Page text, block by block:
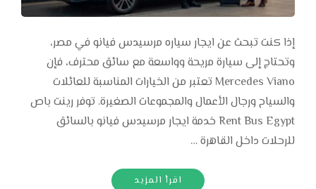
إذا كنت تبحث عن ايجار سياره مرسيدس فيانو في مصر،
وتحتاج إلى سيارة مريحة وواسعة مع سائق محترف، فإن
Mercedes Viano تعتبر من الخيارات المناسبة للعائلات
والسياح ورجال الأعمال والمجموعات الصغيرة. توفر رينت باص
Rent Bus Egypt خدمة ايجار مرسيدس فيانو بالسائق
للرحلات داخل القاهرة …
اقرأ المزيد